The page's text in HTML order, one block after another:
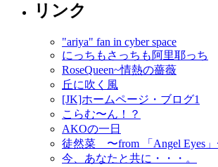
リンク
"ariya" fan in cyber space
にっちもさっちも阿里耶っち
RoseQueen~情熱の薔薇
丘に吹く風
[JK]ホームページ・ブログ1
こらむ〜ん！？
AKOの一日
徒然菜 〜from 「Angel Eyes」
今、あなたと共に・・・。